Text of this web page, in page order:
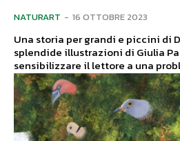
NATURART - 16 OTTOBRE 2023
Una storia per grandi e piccini di
splendide illustrazioni di Giulia
sensibilizzare il lettore a una